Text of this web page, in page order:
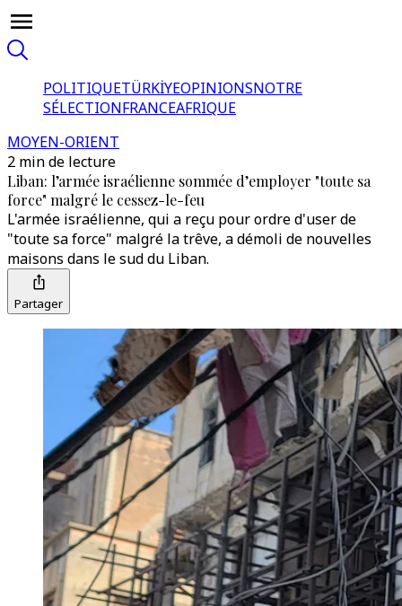
POLITIQUETÜRKİYEOPINIONSNOTRE
SÉLECTIONFRANCEAFRIQUE
MOYEN-ORIENT
2 min de lecture
Liban: l’armée israélienne sommée d’employer "toute sa
force" malgré le cessez-le-feu
L'armée israélienne, qui a reçu pour ordre d'user de
"toute sa force" malgré la trêve, a démoli de nouvelles
maisons dans le sud du Liban.
Partager